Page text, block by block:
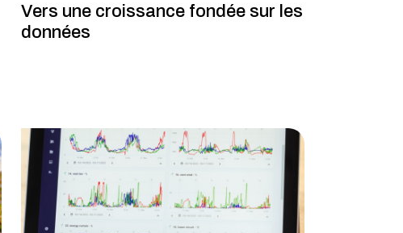
Vers une croissance fondée sur les
données